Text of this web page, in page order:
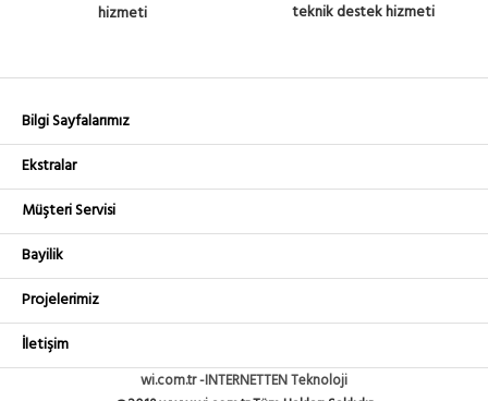
hizmeti
teknik destek hizmeti
Bilgi Sayfalarımız
Ekstralar
Müşteri Servisi
Bayilik
Projelerimiz
İletişim
wi.com.tr -INTERNETTEN Teknoloji